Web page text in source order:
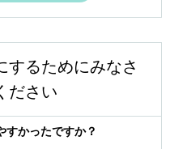
するためにみなさ
ださい
すかったですか？